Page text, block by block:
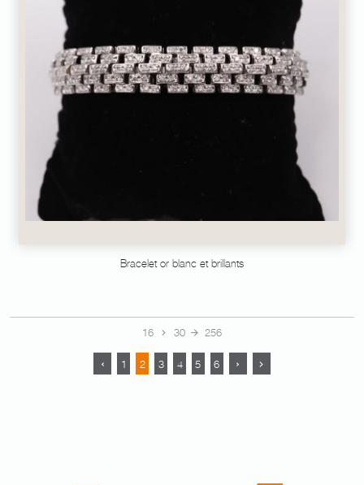
Bracelet or blanc et brillants
16 30 256
1 2 3 4 5 6